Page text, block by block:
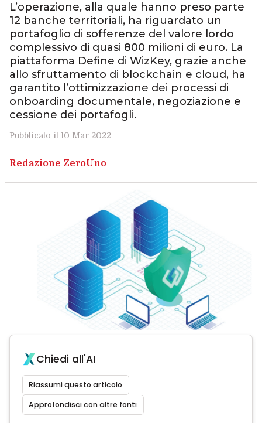
L’operazione, alla quale hanno preso parte
12 banche territoriali, ha riguardato un
portafoglio di sofferenze del valore lordo
complessivo di quasi 800 milioni di euro. La
piattaforma Define di WizKey, grazie anche
allo sfruttamento di blockchain e cloud, ha
garantito l’ottimizzazione dei processi di
onboarding documentale, negoziazione e
cessione dei portafogli.
Pubblicato il 10 Mar 2022
Redazione ZeroUno
Chiedi all'AI
Riassumi questo articolo
Approfondisci con altre fonti